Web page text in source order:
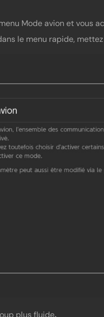
Mode avion et vous
le menu rapide,
plus fluide.